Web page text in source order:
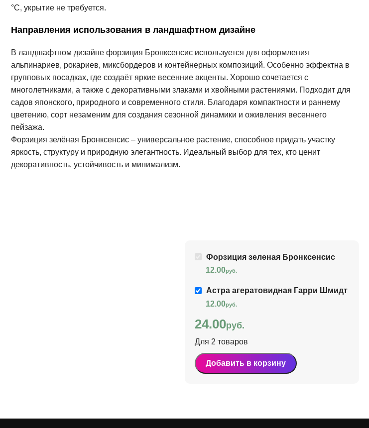
°C, укрытие не требуется.
Направления использования в ландшафтном дизайне
В ландшафтном дизайне форзиция Бронксенсис используется для оформления
альпинариев, рокариев, миксбордеров и контейнерных композиций. Особенно эффектна в
групповых посадках, где создаёт яркие весенние акценты. Хорошо сочетается с
многолетниками, а также с декоративными злаками и хвойными растениями. Подходит для
садов японского, природного и современного стиля. Благодаря компактности и раннему
цветению, сорт незаменим для создания сезонной динамики и оживления весеннего
пейзажа.
Форзиция зелёная Бронксенсис – универсальное растение, способное придать участку
яркость, структуру и природную элегантность. Идеальный выбор для тех, кто ценит
декоративность, устойчивость и минимализм.
Форзиция зеленая Бронксенсис
12.00руб.
Астра агератовидная Гарри Шмидт
12.00руб.
24.00руб.
Для 2 товаров
Добавить в корзину